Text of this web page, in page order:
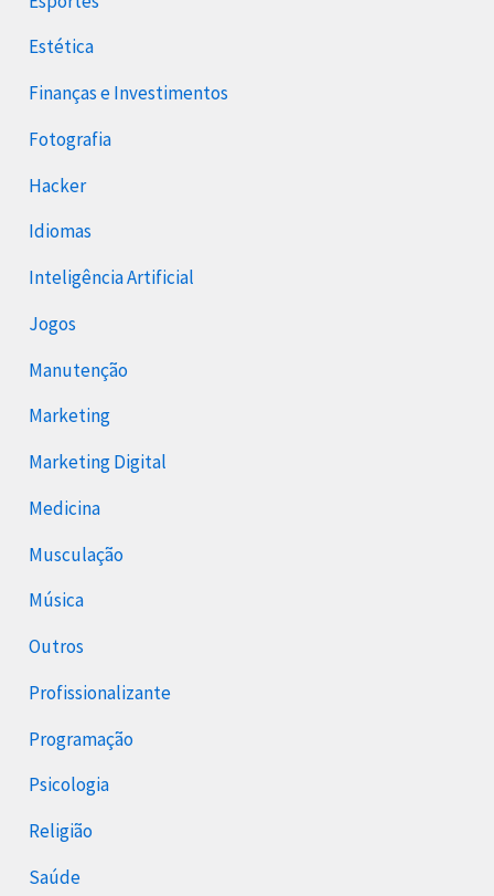
Estética
Finanças e Investimentos
Fotografia
Hacker
Idiomas
Inteligência Artificial
Jogos
Manutenção
Marketing
Marketing Digital
Medicina
Musculação
Música
Outros
Profissionalizante
Programação
Psicologia
Religião
Saúde